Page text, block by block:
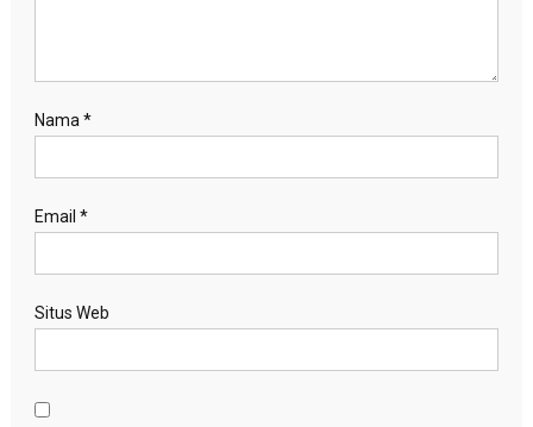
Nama *
Email *
Situs Web